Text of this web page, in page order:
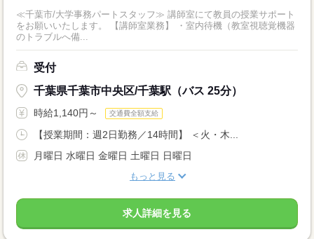
≪千葉市/大学事務パートスタッフ≫ 講師室にて教員の授業サポート
をお願いいたします。 【講師室業務】 ・室内待機（教室視聴覚機器
のトラブルへ備...
受付
千葉県千葉市中央区/千葉駅（バス 25分）
時給1,140円～ 交通費全額支給
【授業期間：週2日勤務／14時間】 ＜火・木...
月曜日 水曜日 金曜日 土曜日 日曜日
もっと見る
求人詳細を見る